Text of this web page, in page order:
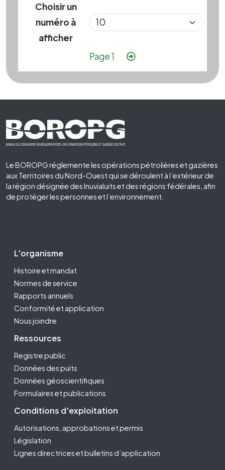
Choisir un
numéro à
afficher
Page 1 Page suivante
Footer First
Le BOROPG réglemente les opérations pétrolières et gazières
aux Territoires du Nord-Ouest qui se déroulent à l’extérieur de
la région désignée des Inuvialuits et des régions fédérales, afin
de protéger les personnes et l’environnement.
Footer Second
L'organisme
Histoire et mandat
Normes de service
Rapports annuels
Conformité et application
Nous joindre
Ressources
Registre public
Données des puits
Données géoscientifiques
Formulaires et publications
Conditions d'exploitation
Autorisations, approbations et permis
Législation
Lignes directrices et bulletins d’application